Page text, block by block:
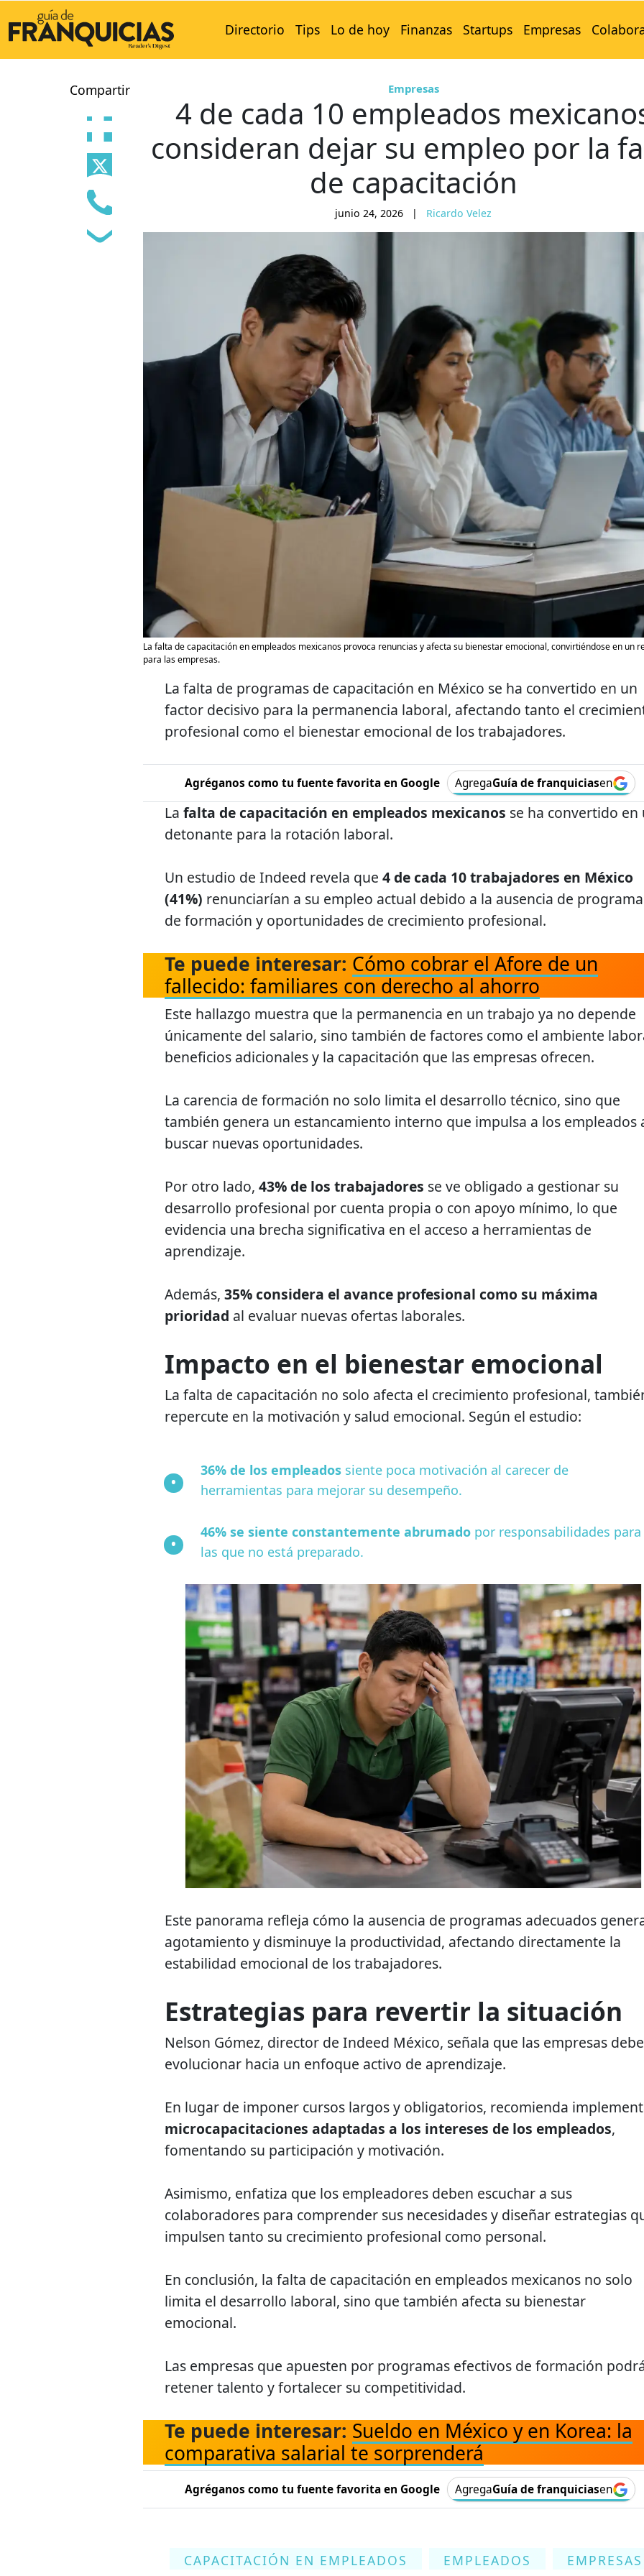
Directorio Tips Lo de hoy Finanzas Startups Empresas
Compartir Empresas
4 de cada 10 empleados
consideran dejar su empleo por la
de capacitación
junio 24, 2026 | Ricardo Velez
La falta de capacitación en empleados mexicanos provoca renuncias y afecta su bienestar emocional, convirtiéndose en un
para las empresas.
La falta de programas de capacitación en México se ha convertido en un
factor decisivo para la permanencia laboral, afectando tanto el
profesional como el bienestar emocional de los trabajadores.
Agréganos como tu fuente favorita en Google AgregaGuía de franquiciasen
La falta de capacitación en empleados mexicanos se ha convertido en
detonante para la rotación laboral.
Un estudio de Indeed revela que 4 de cada 10 trabajadores en México
(41%) renunciarían a su empleo actual debido a la ausencia de
de formación y oportunidades de crecimiento profesional.
Te puede interesar: Cómo cobrar el Afore de un
fallecido: familiares con derecho al ahorro
Este hallazgo muestra que la permanencia en un trabajo ya no depende
únicamente del salario, sino también de factores como el ambiente
beneficios adicionales y la capacitación que las empresas ofrecen.
La carencia de formación no solo limita el desarrollo técnico, sino que
también genera un estancamiento interno que impulsa a los empleados
buscar nuevas oportunidades.
Por otro lado, 43% de los trabajadores se ve obligado a gestionar su
desarrollo profesional por cuenta propia o con apoyo mínimo, lo que
evidencia una brecha significativa en el acceso a herramientas de
aprendizaje.
Además, 35% considera el avance profesional como su máxima
prioridad al evaluar nuevas ofertas laborales.
Impacto en el bienestar emocional
La falta de capacitación no solo afecta el crecimiento profesional,
repercute en la motivación y salud emocional. Según el estudio:
36% de los empleados siente poca motivación al carecer de
herramientas para mejorar su desempeño.
46% se siente constantemente abrumado por responsabilidades para
las que no está preparado.
Este panorama refleja cómo la ausencia de programas adecuados
agotamiento y disminuye la productividad, afectando directamente la
estabilidad emocional de los trabajadores.
Estrategias para revertir la situación
Nelson Gómez, director de Indeed México, señala que las empresas
evolucionar hacia un enfoque activo de aprendizaje.
En lugar de imponer cursos largos y obligatorios, recomienda
microcapacitaciones adaptadas a los intereses de los empleados,
fomentando su participación y motivación.
Asimismo, enfatiza que los empleadores deben escuchar a sus
colaboradores para comprender sus necesidades y diseñar estrategias
impulsen tanto su crecimiento profesional como personal.
En conclusión, la falta de capacitación en empleados mexicanos no solo
limita el desarrollo laboral, sino que también afecta su bienestar
emocional.
Las empresas que apuesten por programas efectivos de formación
retener talento y fortalecer su competitividad.
Te puede interesar: Sueldo en México y en Korea: la
comparativa salarial te sorprenderá
Agréganos como tu fuente favorita en Google AgregaGuía de franquiciasen
CAPACITACIÓN EN EMPLEADOS EMPLEADOS EMPRESAS